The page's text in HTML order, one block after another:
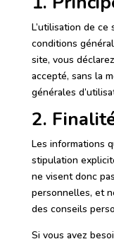
L’utilisation de
conditions
site, vous
accepté, sans la
générales
2.
Les informations
stipulation
ne visent donc
personnelles, et
des conseils
Si vous avez